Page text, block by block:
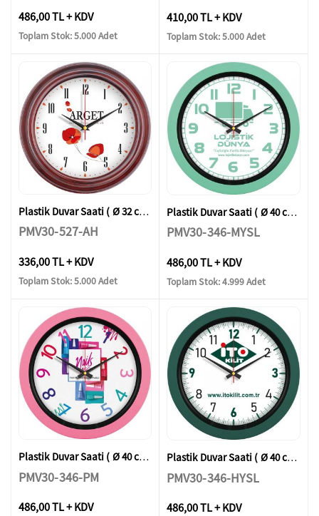
486,00 TL + KDV
Toplam Stok: 5.000 Adet
410,00 TL + KDV
Toplam Stok: 5.000 Adet
Plastik Duvar Saati ( Ø 32 cm )
PMV30-527-AH
336,00 TL + KDV
Toplam Stok: 5.000 Adet
Plastik Duvar Saati ( Ø 40 cm )
PMV30-346-MYSL
486,00 TL + KDV
Toplam Stok: 4.999 Adet
Plastik Duvar Saati ( Ø 40 cm )
PMV30-346-PM
486,00 TL + KDV
Plastik Duvar Saati ( Ø 40 cm )
PMV30-346-HYSL
486,00 TL + KDV